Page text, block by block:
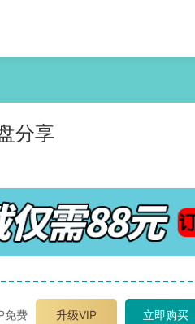
分享
免费 升级VIP 立即购买